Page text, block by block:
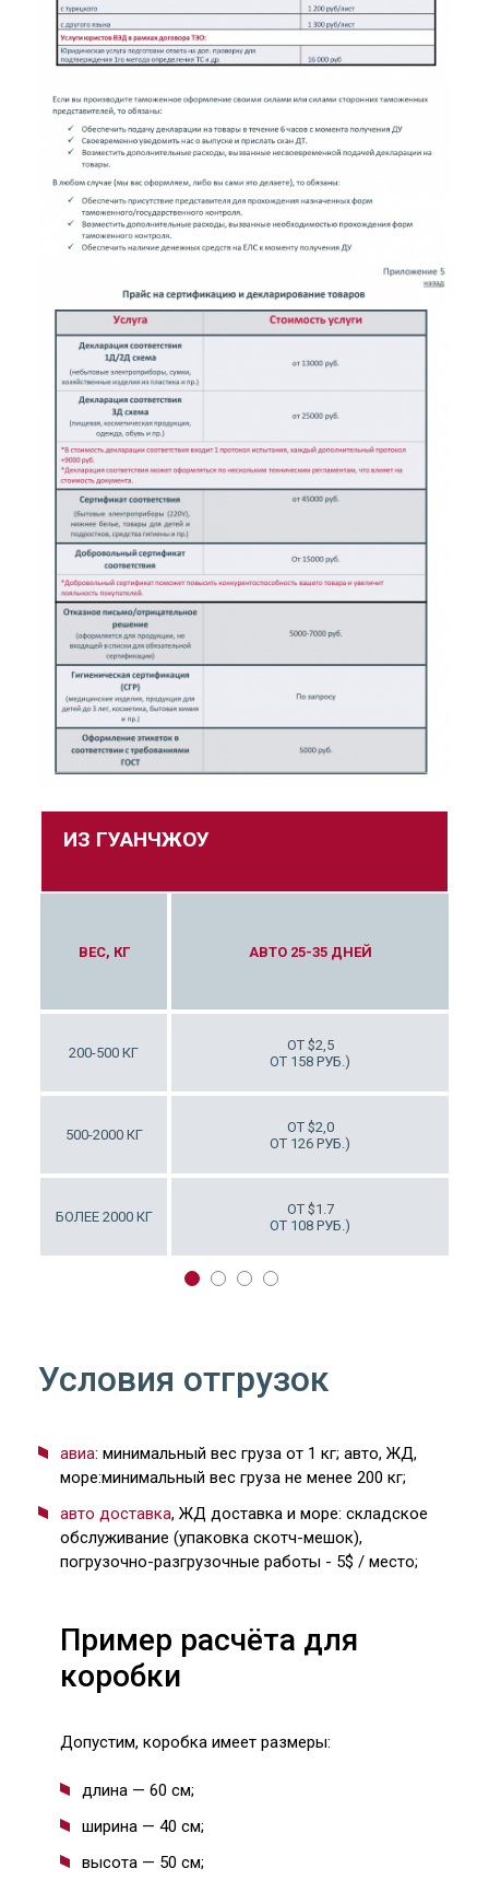
ИЗ ГУАНЧЖОУ
ВЕС, КГ
200-500 КГ
500-2000 КГ
БОЛЕЕ 2000 КГ
9-12 ДНЕЙ
378 РУБ.)
378 РУБ.)
АВТО 25-35 ДНЕЙ
ОТ $2,5
ОТ 158 РУБ.)
ОТ $2,0
ОТ 126 РУБ.)
ОТ $1.7
ОТ 108 РУБ.)
Условия отгрузок
авиа: минимальный вес груза от 1 кг; авто, ЖД,
море:минимальный вес груза не менее 200 кг;
авто доставка, ЖД доставка и море: складское
обслуживание (упаковка скотч-мешок),
погрузочно-разгрузочные работы - 5$ / место;
Пример расчёта для
коробки
Допустим, коробка имеет размеры:
длина — 60 см;
ширина — 40 см;
высота — 50 см;